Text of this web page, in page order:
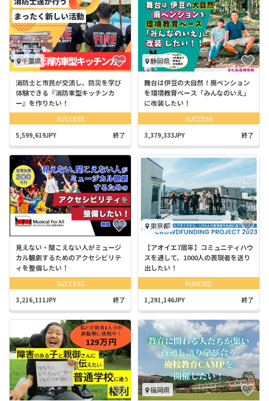
千葉県
消防士と市民が交流し、防災を学び
体験できる『消防車型キッチンカ
ー』を作りたい！
SUCCESS
5,599,619JPY 終了
静岡県
舞台は伊豆の大自然！廃ペンション
を環境教育ベース「みんなのいえ」
に改装したい！
SUCCESS
3,379,333JPY 終了
見えない・聞こえない人がミュージ
カル観劇するためのアクセシビリテ
ィを整備したい！
SUCCESS
3,216,111JPY 終了
東京都
【アオイエ7周年】コミュニティハウ
スを通して、1000人の表現者を送り
出したい！
FUNDED
1,291,146JPY 終了
福岡県